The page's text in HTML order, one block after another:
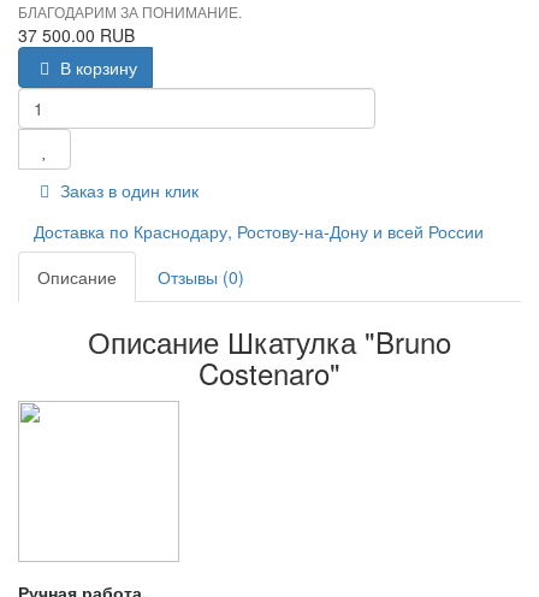
БЛАГОДАРИМ ЗА ПОНИМАНИЕ.
37 500.00 RUB
В корзину
Заказ в один клик
Доставка по Краснодару, Ростову-на-Дону и всей России
Описание
Отзывы (0)
Описание Шкатулка "Bruno
Costenaro"